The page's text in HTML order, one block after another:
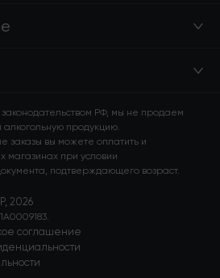
2026
соглашение
законодательством РФ, мы не продаем
алкогольную продукцию.
заказы вы можете оплатить и
магазинах при условии
подтверждающего возраст.